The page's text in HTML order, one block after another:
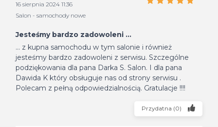
16 sierpnia 2024 11:36
Salon - samochody nowe
Jesteśmy bardzo zadowoleni ...
... z kupna samochodu w tym salonie i również
jesteśmy bardzo zadowoleni z serwisu. Szczególne
podziękowania dla pana Darka S. Salon. I dla pana
Dawida K który obsługuje nas od strony serwisu .
Polecam z pełną odpowiedzialnością. Gratulacje !!!!
Przydatna (0)